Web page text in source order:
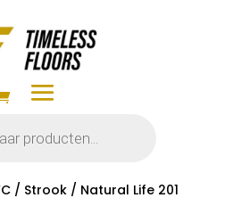
/ Strook/ Natural Life 201